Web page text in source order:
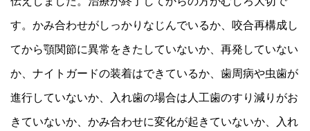
す。かみ合わせがしっかりなじんでいるか、咬合再構成し
てから顎関節に異常をきたしていないか、再発していない
か、ナイトガードの装着はできているか、歯周病や虫歯が
進行していないか、入れ歯の場合は人工歯のすり減りがお
きていないか、かみ合わせに変化が起きていないか、入れ